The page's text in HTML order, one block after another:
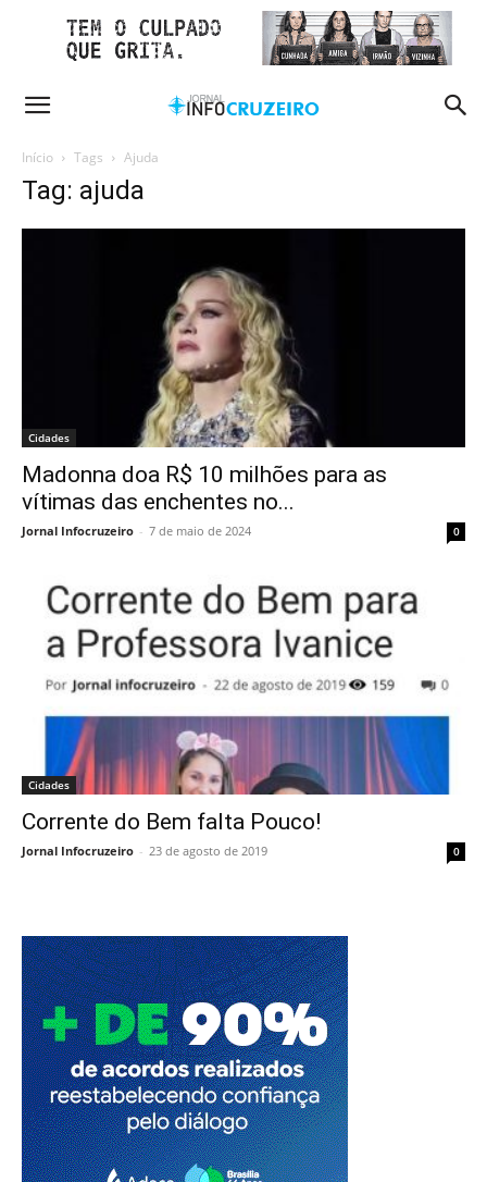
Início Tags Ajuda
Tag: ajuda
Cidades
Madonna doa R$ 10 milhões para as
vítimas das enchentes no...
Jornal Infocruzeiro - 7 de maio de 2024 0
Cidades
Corrente do Bem falta Pouco!
Jornal Infocruzeiro - 23 de agosto de 2019 0